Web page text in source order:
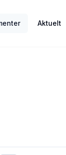
Aktuelt